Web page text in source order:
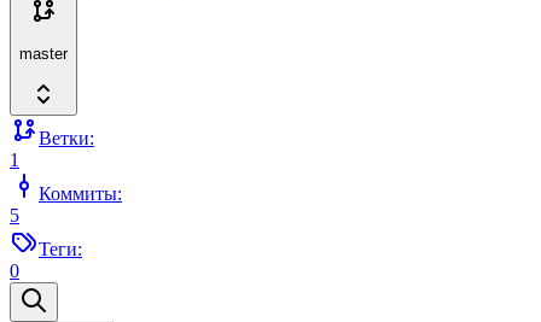
master
Ветки:
1
Коммиты:
5
Теги:
0